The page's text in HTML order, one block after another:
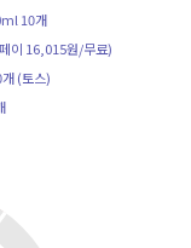
10개
이 16,015원/무료)
(토스)